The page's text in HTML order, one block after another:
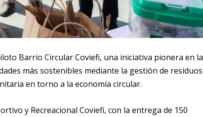
Barrio Circular Coviefi, una iniciativa pionera en la
más sostenibles mediante la gestión de residuos
en torno a la economía circular.
y Recreacional Coviefi, con la entrega de 150